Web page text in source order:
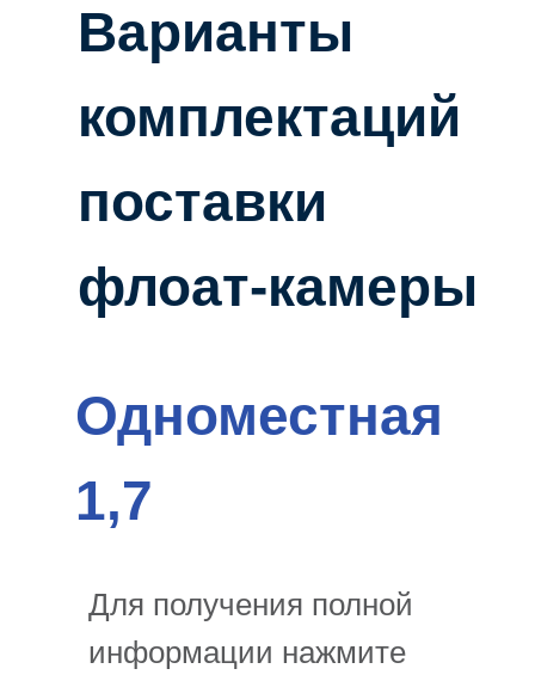
Варианты
комплектаций
поставки
флоат-камеры
Одноместная
1,7
Для получения полной
информации нажмите